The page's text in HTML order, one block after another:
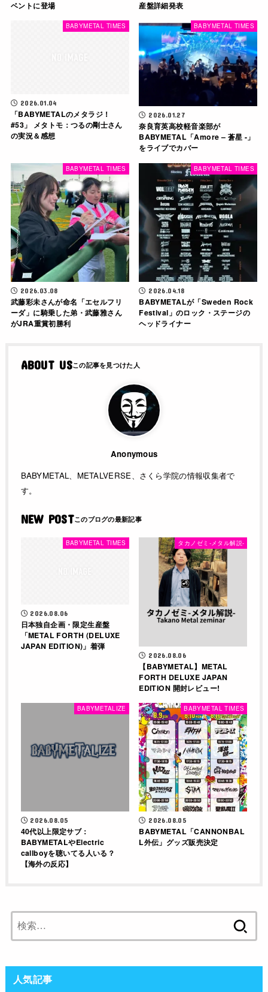
ベントに登場 産盤詳細発表
BABYMETAL TIMES
2026.01.04
「BABYMETALのメタラジ！
#53」 メタトモ：つるの剛士さん
の実況＆感想
BABYMETAL TIMES
2026.01.27
奈良育英高校軽音楽部が
BABYMETAL「Amore – 蒼星 -」
をライブでカバー
BABYMETAL TIMES
2026.03.08
武藤彩未さんが命名「エセルフリ
ーダ」に騎乗した弟・武藤雅さん
がJRA重賞初勝利
BABYMETAL TIMES
2026.04.18
BABYMETALが「Sweden Rock
Festival」のロック・ステージの
ヘッドライナー
ABOUT US
Anonymous
BABYMETAL、METALVERSE、さくら学院の情報収集者で
す。
NEW POST
BABYMETAL TIMES
2026.08.06
日本独自企画・限定生産盤
「METAL FORTH (DELUXE
JAPAN EDITION)」着弾
タカノゼミ-メタル解説-
2026.08.06
【BABYMETAL】METAL
FORTH DELUXE JAPAN
EDITION 開封レビュー!
BABYMETALIZE
2026.08.05
40代以上限定サブ：
BABYMETALやElectric
callboyを聴いてる人いる？
【海外の反応】
BABYMETAL TIMES
2026.08.05
BABYMETAL「CANNONBAL
L外伝」グッズ販売決定
索:
人気記事